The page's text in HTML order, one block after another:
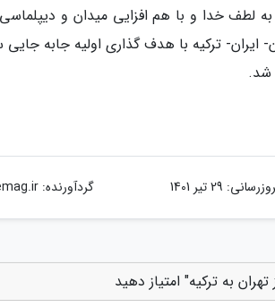
لطف خدا و با هم افزایی میدان و
شد.
29 تیر 1401 گردآورنده:
به ترکیه" امتیاز دهید